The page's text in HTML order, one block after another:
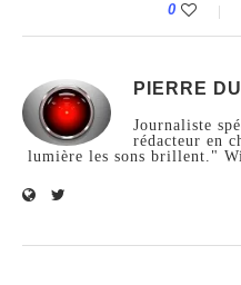
0
PIERRE
Journaliste
rédacteur en
lumière les sons brillent."